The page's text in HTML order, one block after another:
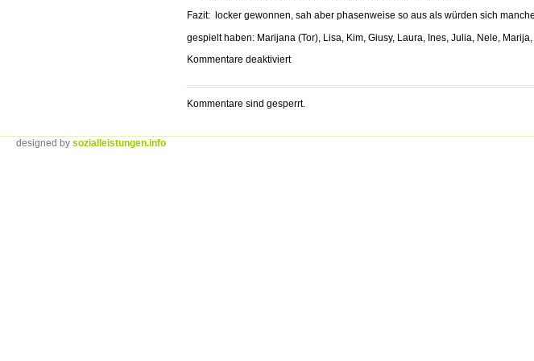
Fazit: locker gewonnen, sah aber phasenweise so aus als würden sich
gespielt haben: Marijana (Tor), Lisa, Kim, Giusy, Laura, Ines, Julia, Nele,
Kommentare deaktiviertfür
mit
Kommentare sind gesperrt.
designed by sozialleistungen.info